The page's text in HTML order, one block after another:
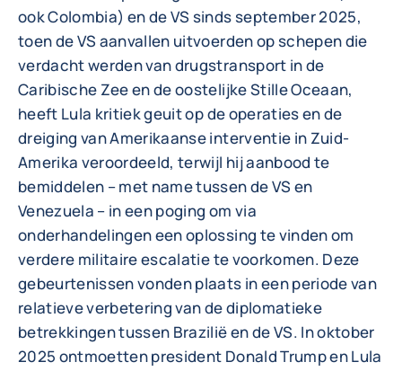
ook Colombia) en de VS sinds september 2025,
toen de VS aanvallen uitvoerden op schepen die
verdacht werden van drugstransport in de
Caribische Zee en de oostelijke Stille Oceaan,
heeft Lula kritiek geuit op de operaties en de
dreiging van Amerikaanse interventie in Zuid-
Amerika veroordeeld, terwijl hij aanbood te
bemiddelen – met name tussen de VS en
Venezuela – in een poging om via
onderhandelingen een oplossing te vinden om
verdere militaire escalatie te voorkomen. Deze
gebeurtenissen vonden plaats in een periode van
relatieve verbetering van de diplomatieke
betrekkingen tussen Brazilië en de VS. In oktober
2025 ontmoetten president Donald Trump en Lula